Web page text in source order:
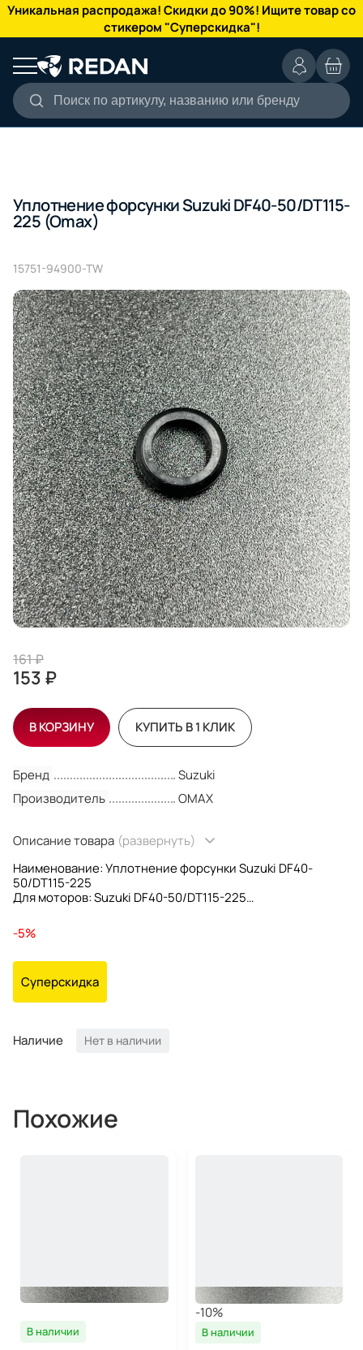
Уникальная распродажа! Скидки до 90%! Ищите товар со
стикером "Суперскидка"!
Поиск по артикулу, названию или бренду
КАТАЛОГ
Уплотнение форсунки Suzuki DF40-50/DT115-
225 (Omax)
15751-94900-TW
Бренд
Suzuki
Производитель
OMAX
Описание товара (развернуть)
Наименование: Уплотнение форсунки Suzuki DF40-
50/DT115-225
Для моторов: Suzuki DF40-50/DT115-225
Производитель: Omax
-5%
Суперскидка
Наличие Нет в наличии
161 ₽
153 ₽
В КОРЗИНУ КУПИТЬ В 1 КЛИК
Похожие
В наличии
-10%
В наличии